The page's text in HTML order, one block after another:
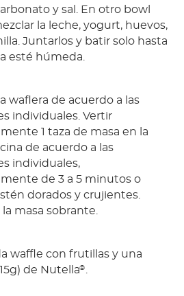
y sal. En otro bowl
la leche, yogurt, huevos,
Juntarlos y batir solo hasta
esté húmeda.
waflera de acuerdo a las
individuales. Vertir
1 taza de masa en la
de acuerdo a las
individuales,
de 3 a 5 minutos o
dorados y crujientes.
masa sobrante.
waffle con frutillas y una
de Nutella®